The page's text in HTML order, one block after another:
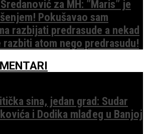
za MH: ”Maris” je
Pokušavao sam
razbijati predrasude a nekad
razbiti atom nego predrasudu!
sina, jedan grad: Sudar
i Dodika mlađeg u Banjoj